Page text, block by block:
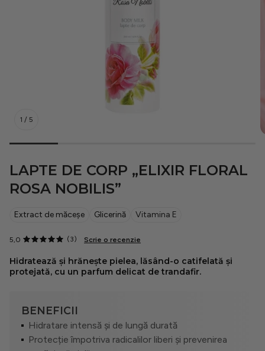
Pentru bărbați
Protecție solară
Seturi
1 / 5
LAPTE DE CORP „ELIXIR FLORAL
ROSA NOBILIS”
Extract de măceșe Glicerină Vitamina E
5,0 (3) Scrie o recenzie
Hidratează și hrănește pielea, lăsând-o catifelată și
protejată, cu un parfum delicat de trandafir.
BENEFICII
Hidratare intensă și de lungă durată
Protecție împotriva radicalilor liberi și prevenirea